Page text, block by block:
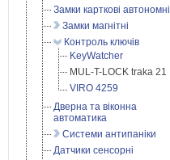
Замки карткові автономні
Замки магнітні
Контроль ключів
KeyWatcher
MUL-T-LOCK traka 21
VIRO 4259
Дверна та віконна
автоматика
Системи антипаніки
Датчики сенсорні